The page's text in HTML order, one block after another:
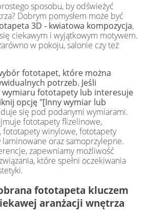
sposobu, by odświeżyć
Dobrym pomysłem może być
3D - kwiatowa kompozycja,
ciekawym i wyjątkowym motywem.
w pokoju, salonie czy też
fototapet, które można
potrzeb. Jeśli
wymiaru fototapety lub interesuje
opcję "[Inny wymiar lub
się pod podanymi wymiarami.
fototapety flizelinowe,
fototapety winylowe, fototapety
oraz samoprzylepne.
zapewniamy możliwość
które spełni oczekiwania
fototapeta kluczem
aranżacji wnętrza